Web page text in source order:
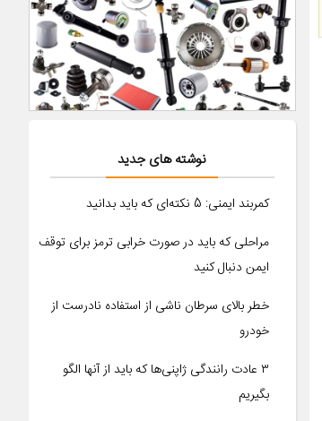
نوشته های جدید
کمربند ایمنی: 5 نکته‌ای که باید بدانید
مراحلی که باید در صورت خرابی ترمز برای توقف
ایمن دنبال کنید
خطر بالای سرطان ناشی از استفاده نادرست از
خودرو
۳ عادت رانندگی ژاپنی‌ها که باید از آنها الگو
بگیریم